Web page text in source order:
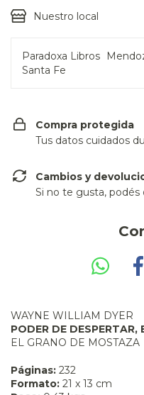
Nuestro local
Paradoxa Libros
Santa Fe
Compra protegida
Tus datos cuidados
Cambios y
Si no te gusta,
WAYNE WILLIAM DYER
PODER DE DESPERTAR,
EL GRANO DE MOSTAZA
Páginas: 232
Formato: 21 x 13 cm